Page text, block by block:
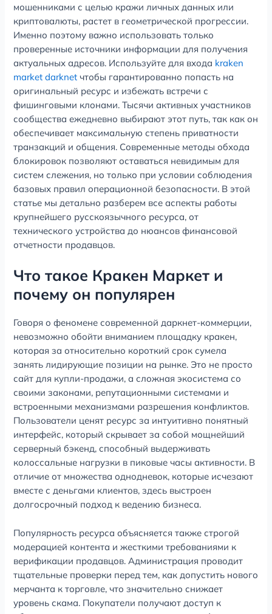
мошенниками с целью кражи личных данных или
криптовалюты, растет в геометрической прогрессии.
Именно поэтому важно использовать только
проверенные источники информации для получения
актуальных адресов. Используйте для входа kraken
market darknet чтобы гарантированно попасть на
оригинальный ресурс и избежать встречи с
фишинговыми клонами. Тысячи активных участников
сообщества ежедневно выбирают этот путь, так как он
обеспечивает максимальную степень приватности
транзакций и общения. Современные методы обхода
блокировок позволяют оставаться невидимым для
систем слежения, но только при условии соблюдения
базовых правил операционной безопасности. В этой
статье мы детально разберем все аспекты работы
крупнейшего русскоязычного ресурса, от
технического устройства до нюансов финансовой
отчетности продавцов.
Что такое Кракен Маркет и
почему он популярен
Говоря о феномене современной даркнет-коммерции,
невозможно обойти вниманием площадку кракен,
которая за относительно короткий срок сумела
занять лидирующие позиции на рынке. Это не просто
сайт для купли-продажи, а сложная экосистема со
своими законами, репутационными системами и
встроенными механизмами разрешения конфликтов.
Пользователи ценят ресурс за интуитивно понятный
интерфейс, который скрывает за собой мощнейший
серверный бэкенд, способный выдерживать
колоссальные нагрузки в пиковые часы активности. В
отличие от множества однодневок, которые исчезают
вместе с деньгами клиентов, здесь выстроен
долгосрочный подход к ведению бизнеса.
Популярность ресурса объясняется также строгой
модерацией контента и жесткими требованиями к
верификации продавцов. Администрация проводит
тщательные проверки перед тем, как допустить нового
мерчанта к торговле, что значительно снижает
уровень скама. Покупатели получают доступ к